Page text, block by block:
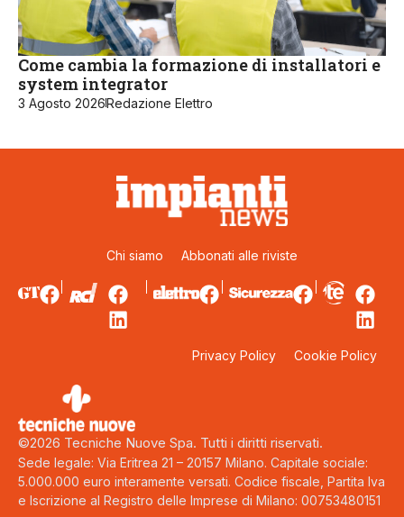
Come cambia la formazione di installatori e
system integrator
3 Agosto 2026Redazione Elettro
Chi siamo Abbonati alle riviste
Privacy Policy Cookie Policy
©2026 Tecniche Nuove Spa. Tutti i diritti riservati.
Sede legale: Via Eritrea 21 – 20157 Milano. Capitale sociale:
5.000.000 euro interamente versati. Codice fiscale, Partita Iva
e Iscrizione al Registro delle Imprese di Milano: 00753480151